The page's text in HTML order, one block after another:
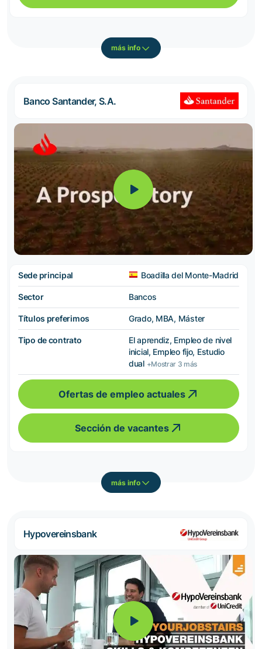
más info
Banco Santander, S.A.
Sede principal Boadilla del Monte-Madrid
Sector Bancos
Títulos preferimos Grado, MBA, Máster
Tipo de contrato
El aprendiz, Empleo de nivel
inicial, Empleo fijo, Estudio
dual +Mostrar 3 más
Ofertas de empleo actuales
Sección de vacantes
más info
Hypovereinsbank